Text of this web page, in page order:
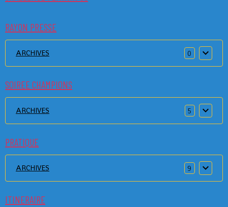
RAYON PRESSE
ARCHIVES 0
SOIREE CHAMPIONS
ARCHIVES 5
PRATIQUE
ARCHIVES 9
ITINERAIRE